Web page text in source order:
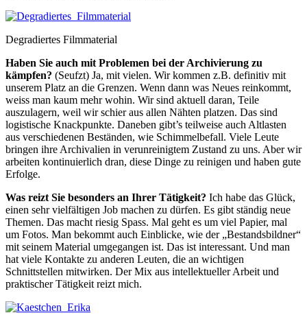
Degradiertes Filmmaterial
Haben Sie auch mit Problemen bei der Archivierung zu
kämpfen? (Seufzt) Ja, mit vielen. Wir kommen z.B. definitiv mit
unserem Platz an die Grenzen. Wenn dann was Neues reinkommt,
weiss man kaum mehr wohin. Wir sind aktuell daran, Teile
auszulagern, weil wir schier aus allen Nähten platzen. Das sind
logistische Knackpunkte. Daneben gibt’s teilweise auch Altlasten
aus verschiedenen Beständen, wie Schimmelbefall. Viele Leute
bringen ihre Archivalien in verunreinigtem Zustand zu uns. Aber wir
arbeiten kontinuierlich dran, diese Dinge zu reinigen und haben gute
Erfolge.
Was reizt Sie besonders an Ihrer Tätigkeit? Ich habe das Glück,
einen sehr vielfältigen Job machen zu dürfen. Es gibt ständig neue
Themen. Das macht riesig Spass. Mal geht es um viel Papier, mal
um Fotos. Man bekommt auch Einblicke, wie der „Bestandsbildner“
mit seinem Material umgegangen ist. Das ist interessant. Und man
hat viele Kontakte zu anderen Leuten, die an wichtigen
Schnittstellen mitwirken. Der Mix aus intellektueller Arbeit und
praktischer Tätigkeit reizt mich.